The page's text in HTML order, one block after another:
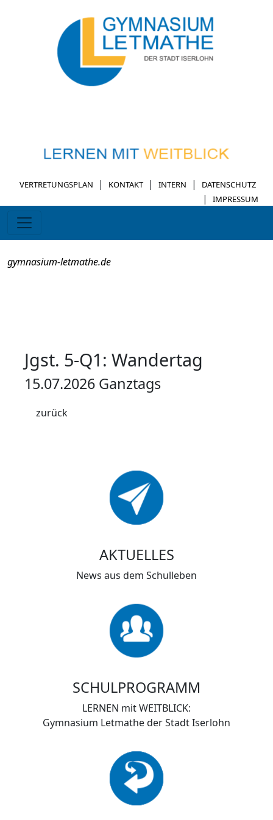
VERTRETUNGSPLAN | KONTAKT | INTERN | DATENSCHUTZ
| IMPRESSUM
gymnasium-letmathe.de
Jgst. 5-Q1: Wandertag
15.07.2026 Ganztags
zurück
AKTUELLES
News aus dem Schulleben
SCHULPROGRAMM
LERNEN mit WEITBLICK:
Gymnasium Letmathe der Stadt Iserlohn